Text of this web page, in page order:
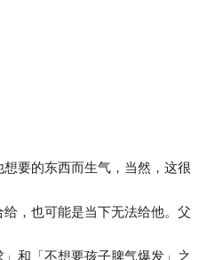
要的东西而生气，当然，这很
，也可能是当下无法给他。父
和「不想要孩子脾气爆发」之